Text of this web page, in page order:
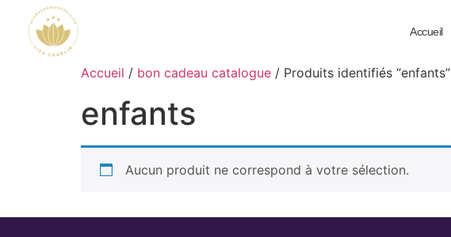
Accueil
Accueil / bon cadeau catalogue / Produits identifiés “enfants”
enfants
Aucun produit ne correspond à votre sélection.